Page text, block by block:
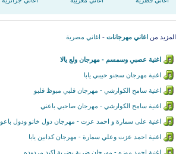
المزيد من اغاني مهرجانات - اغاني مصرية
اغنية عصبي وسمسم - مهرجان ولع يالا
اغنية مهرجان سجنو حبيبي يابا
اغنية سامح الكوارشي - مهرجان قلبي مبوظ قلبو
اغنية سامح الكوارشي - مهرجان صاحبي باعني
اغنية على سمارة و احمد عزت - مهرجان دول خانو ودول باعو
اغنية احمد عزت وعلي سمارة - مهرجان كدابين يابا
اغنية احمد موزه - مهرجان ضربة بضربة اكيد مردوده